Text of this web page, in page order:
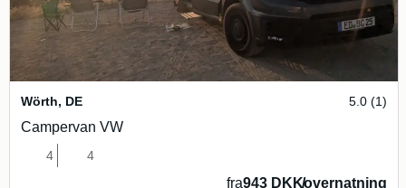
Wörth, DE 5.0 (1)
Campervan VW
4 4
fra943 DKK/overnatning